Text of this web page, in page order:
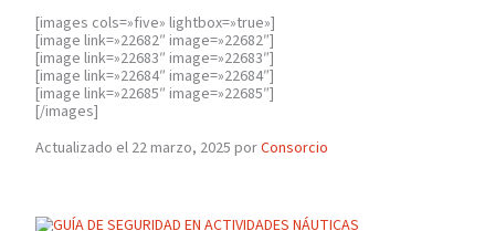
[images cols=»five» lightbox=»true»]
[image link=»22682″ image=»22682″]
[image link=»22683″ image=»22683″]
[image link=»22684″ image=»22684″]
[image link=»22685″ image=»22685″]
[/images]
Actualizado el 22 marzo, 2025 porConsorcio